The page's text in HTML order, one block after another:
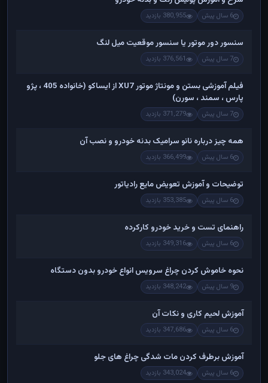
6 سال پیش 380,955 بازدید
سنسور دور موتور یا سنسور موقعیت میل لنگ
7 سال پیش 376,561 بازدید
فیلم آموزشی بستن و مونتاژ موتور XU7 از ایساکو (خانواده 405 ، پژو
پارس ، سمند ، سورن)
7 سال پیش 371,279 بازدید
همه چیز درباره نانو سرامیک بدنه خودرو و نصب آن
6 سال پیش 366,499 بازدید
توضیحات و آموزش تعویض مایع رادیاتور
6 سال پیش 353,385 بازدید
راهنمای تست و خريد خودرو کارکرده
6 سال پیش 349,316 بازدید
نحوه خاموش کردن چراغ سرویس انواع خودرو بدون دستگاه
9 سال پیش 348,242 بازدید
آموزش لحیم کاری و نکات آن
6 سال پیش 347,686 بازدید
آموزش برطرف کردن مات شدگی چراغ های جلو
6 سال پیش 343,024 بازدید